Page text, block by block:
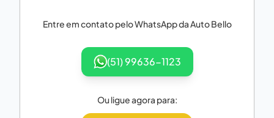
Entre em contato pelo WhatsApp daAuto Bello
(51) 99636-1123
Ou ligue agora para: